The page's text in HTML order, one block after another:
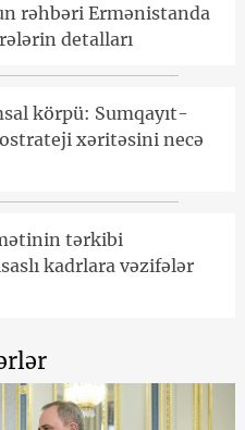
rəhbəri Ermənistanda
detalları
körpü: Sumqayıt-
xəritəsini necə
tərkibi
kadrlara vəzifələr